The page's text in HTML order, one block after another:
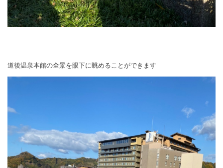
道後温泉本館の全景を眼下に眺めることができます